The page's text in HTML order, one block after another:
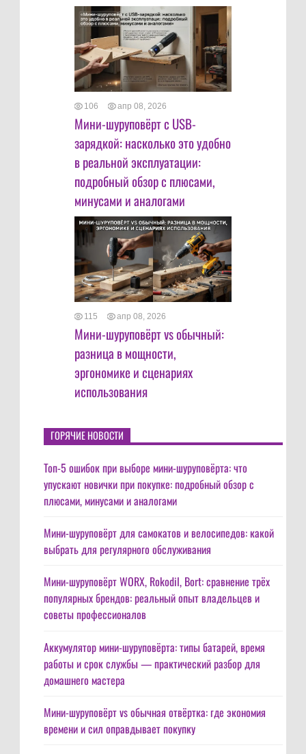
106 апр 08, 2026
Мини-шуруповёрт с USB-
зарядкой: насколько это удобно
в реальной эксплуатации:
подробный обзор с плюсами,
минусами и аналогами
115 апр 08, 2026
Мини-шуруповёрт vs обычный:
разница в мощности,
эргономике и сценариях
использования
ГОРЯЧИЕ НОВОСТИ
Топ-5 ошибок при выборе мини-шуруповёрта: что
упускают новички при покупке: подробный обзор с
плюсами, минусами и аналогами
Мини-шуруповёрт для самокатов и велосипедов: какой
выбрать для регулярного обслуживания
Мини-шуруповёрт WORX, Rokodil, Bort: сравнение трёх
популярных брендов: реальный опыт владельцев и
советы профессионалов
Аккумулятор мини-шуруповёрта: типы батарей, время
работы и срок службы — практический разбор для
домашнего мастера
Мини-шуруповёрт vs обычная отвёртка: где экономия
времени и сил оправдывает покупку